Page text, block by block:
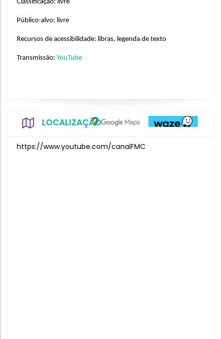
Classificação: livre
Público-alvo: livre
Recursos de acessibilidade: libras, legenda de texto
Transmissão: YouTube
LOCALIZAÇÃO
https://www.youtube.com/canalFMC